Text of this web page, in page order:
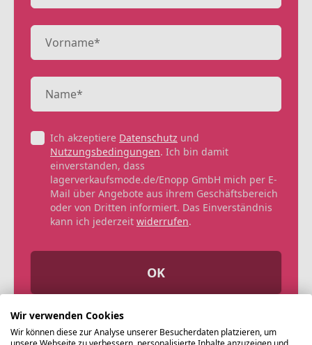
Ich akzeptiere Datenschutz und
Nutzungsbedingungen. Ich bin damit
einverstanden, dass
lagerverkaufsmode.de/Enopp GmbH mich per E-
Mail über Angebote aus ihrem Geschäftsbereich
oder von Dritten informiert. Das Einverständnis
kann ich jederzeit widerrufen.
OK
Wir verwenden Cookies
Wir können diese zur Analyse unserer Besucherdaten platzieren, um